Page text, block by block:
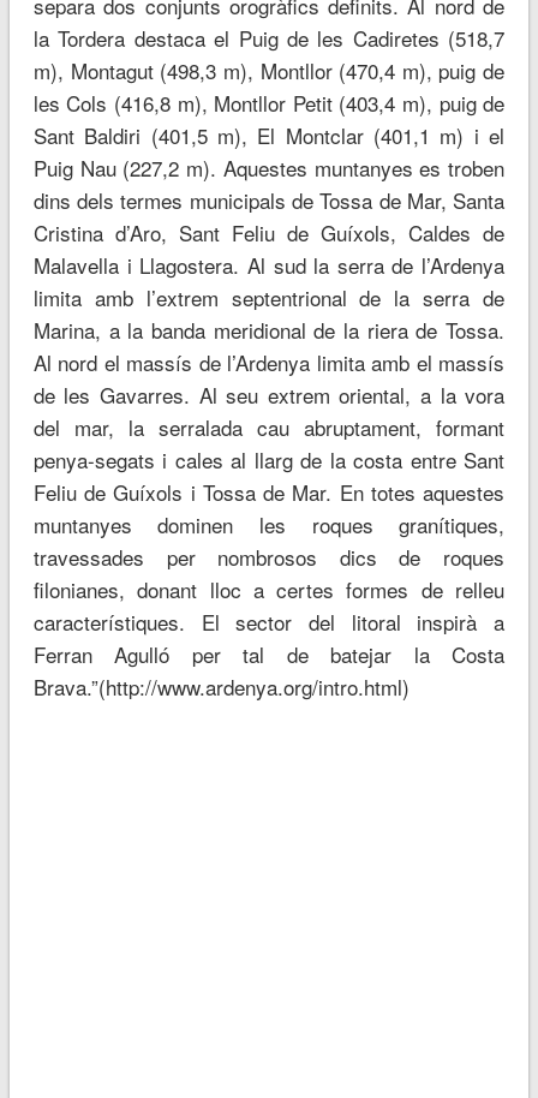
la Tordera destaca el Puig de les Cadiretes (518,7
m), Montagut (498,3 m), Montllor (470,4 m), puig de
les Cols (416,8 m), Montllor Petit (403,4 m), puig de
Sant Baldiri (401,5 m), El Montclar (401,1 m) i el
Puig Nau (227,2 m). Aquestes muntanyes es troben
dins dels termes municipals de Tossa de Mar, Santa
Cristina d’Aro, Sant Feliu de Guíxols, Caldes de
Malavella i Llagostera. Al sud la serra de l’Ardenya
limita amb l’extrem septentrional de la serra de
Marina, a la banda meridional de la riera de Tossa.
Al nord el massís de l’Ardenya limita amb el massís
de les Gavarres. Al seu extrem oriental, a la vora
del mar, la serralada cau abruptament, formant
penya-segats i cales al llarg de la costa entre Sant
Feliu de Guíxols i Tossa de Mar. En totes aquestes
muntanyes dominen les roques granítiques,
travessades per nombrosos dics de roques
filonianes, donant lloc a certes formes de relleu
característiques. El sector del litoral inspirà a
Ferran Agulló per tal de batejar la Costa
Brava.”(http://www.ardenya.org/intro.html)